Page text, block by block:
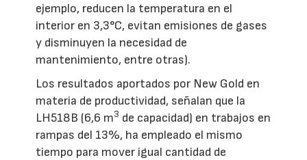
ejemplo, reducen la temperatura en el
interior en 3,3°C, evitan emisiones de gases
y disminuyen la necesidad de
mantenimiento, entre otras).
Los resultados aportados por New Gold en
materia de productividad, señalan que la
LH518B (6,6 m3 de capacidad) en trabajos en
rampas del 13%, ha empleado el mismo
tiempo para mover igual cantidad de